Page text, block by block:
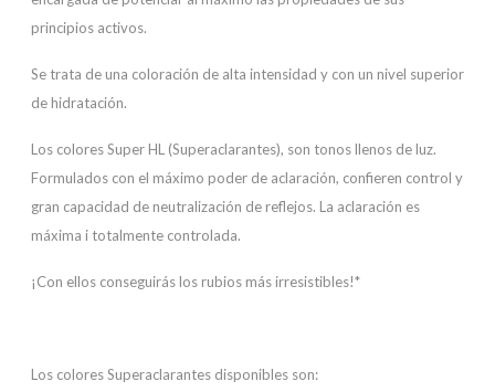
principios activos.
Se trata de una coloración de alta intensidad y con un nivel superior
de hidratación.
Los colores Super HL (Superaclarantes), son tonos llenos de luz.
Formulados con el máximo poder de aclaración, confieren control y
gran capacidad de neutralización de reflejos. La aclaración es
máxima i totalmente controlada.
¡Con ellos conseguirás los rubios más irresistibles!*
Los colores Superaclarantes disponibles son: